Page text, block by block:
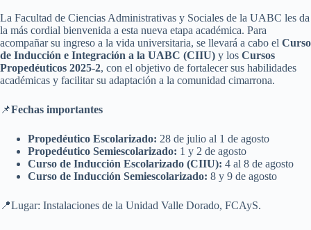
La Facultad de Ciencias Administrativas y Sociales de la UABC les da
la más cordial bienvenida a esta nueva etapa académica. Para
acompañar su ingreso a la vida universitaria, se llevará a cabo el Curso
de Inducción e Integración a la UABC (CIIU) y los Cursos
Propedéuticos 2025-2, con el objetivo de fortalecer sus habilidades
académicas y facilitar su adaptación a la comunidad cimarrona.
📌Fechas importantes
Propedéutico Escolarizado: 28 de julio al 1 de agosto
Propedéutico Semiescolarizado: 1 y 2 de agosto
Curso de Inducción Escolarizado (CIIU): 4 al 8 de agosto
Curso de Inducción Semiescolarizado: 8 y 9 de agosto
📍Lugar: Instalaciones de la Unidad Valle Dorado, FCAyS.